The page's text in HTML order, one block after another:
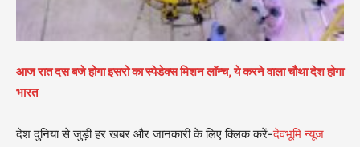
आज रात दस बजे होगा इसरो का स्पेडेक्स मिशन लॉन्च, ये करने वाला चौथा देश होगा
भारत
देश दुनिया से जुड़ी हर खबर और जानकारी के लिए क्लिक करें-देवभूमि न्यूज